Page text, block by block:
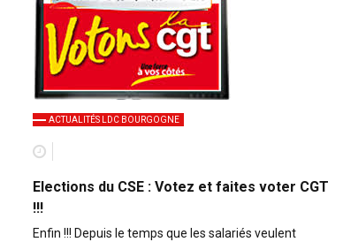
ACTUALITÉS LDC BOURGOGNE
Elections du CSE : Votez et faites voter CGT
!!!
Enfin !!! Depuis le temps que les salariés veulent